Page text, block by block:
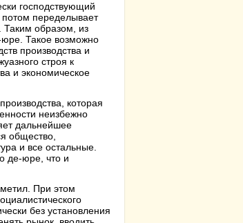
господствующий
потом переделывает
Таким образом, из
юре. Такое возможно
производства и
строя к
и экономическое
которая
неизбежно
дальнейшее
общество,
и все остальные.
де-юре, что и
При этом
без установления